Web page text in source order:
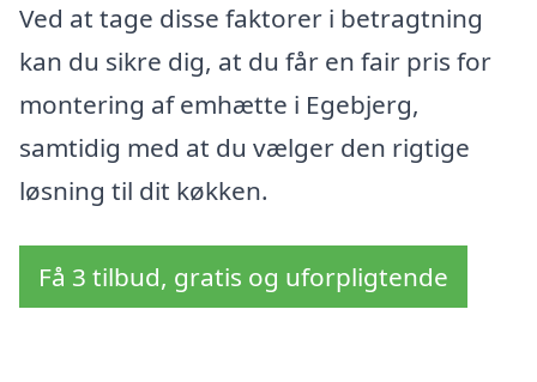
Ved at tage disse faktorer i betragtning
kan du sikre dig, at du får en fair pris for
montering af emhætte i Egebjerg,
samtidig med at du vælger den rigtige
løsning til dit køkken.
Få 3 tilbud, gratis og uforpligtende